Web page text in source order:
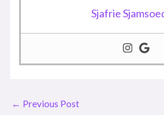
Sjafrie
← Previous Post